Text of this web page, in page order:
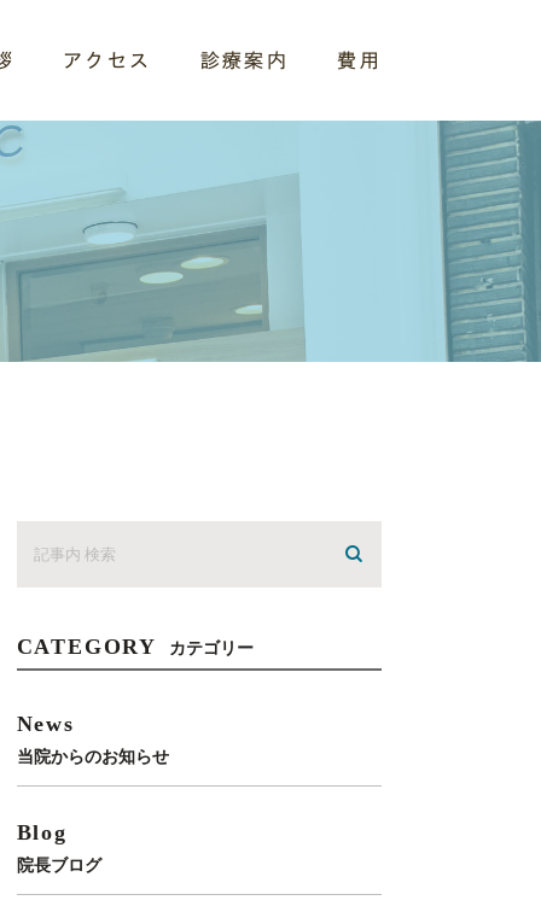
アクセス 診療案内 費用
CATEGORY カテゴリー
News
当院からのお知らせ
Blog
院長ブログ